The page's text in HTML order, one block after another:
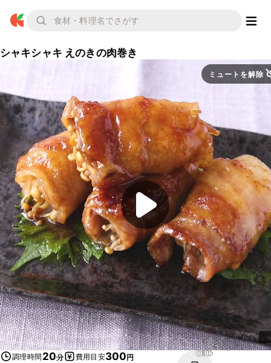
シャキシャキ えのきの肉巻き
ミュートを解除
調理時間 20分 費用目安300円 88.9K